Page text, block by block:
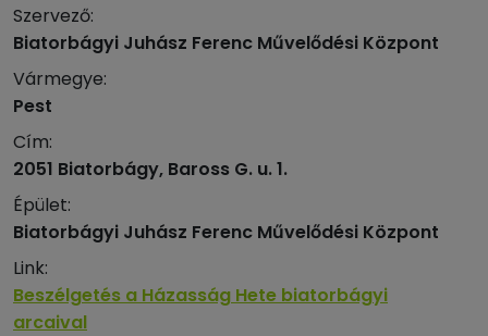
Szervező:
Biatorbágyi Juhász Ferenc Művelődési Központ
Vármegye:
Pest
Cím:
2051 Biatorbágy, Baross G. u. 1.
Épület:
Biatorbágyi Juhász Ferenc Művelődési Központ
Link:
Beszélgetés a Házasság Hete biatorbágyi
arcaival